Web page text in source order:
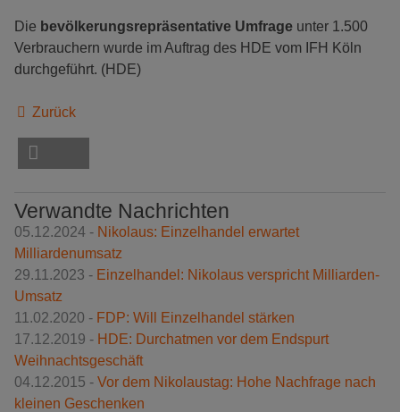
Die bevölkerungsrepräsentative Umfrage unter 1.500
Verbrauchern wurde im Auftrag des HDE vom IFH Köln
durchgeführt. (HDE)
Zurück
Verwandte Nachrichten
05.12.2024 - Nikolaus: Einzelhandel erwartet
Milliardenumsatz
29.11.2023 - Einzelhandel: Nikolaus verspricht Milliarden-
Umsatz
11.02.2020 - FDP: Will Einzelhandel stärken
17.12.2019 - HDE: Durchatmen vor dem Endspurt
Weihnachtsgeschäft
04.12.2015 - Vor dem Nikolaustag: Hohe Nachfrage nach
kleinen Geschenken